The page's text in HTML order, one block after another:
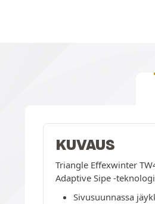
KUVAUS
Triangle Effexwinter
Adaptive Sipe -
Sivusuunnassa